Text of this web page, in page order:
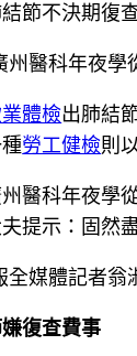
節不決期復
州醫科年夜學
體檢出肺結
勞工健檢則
醫科年夜學
提示：固然
全媒體記者翁
復查費事